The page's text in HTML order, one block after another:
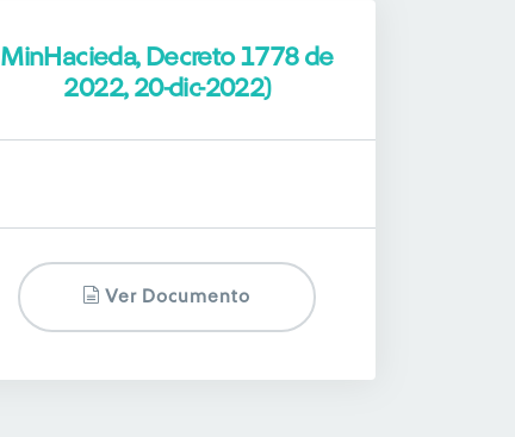
MinHacieda, Decreto 1778 de
2022, 20-dic-2022)
Ver Documento